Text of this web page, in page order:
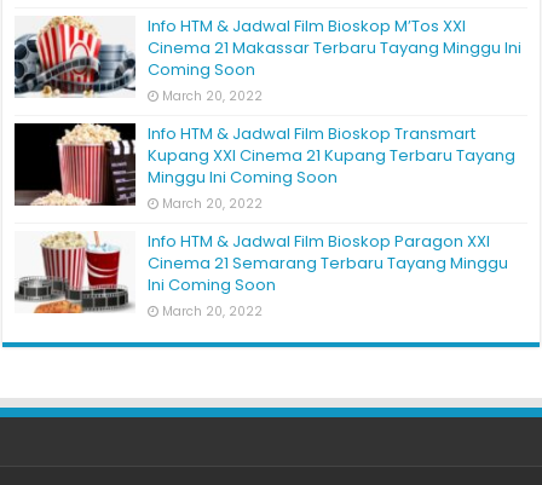
Info HTM & Jadwal Film Bioskop M’Tos XXI
Cinema 21 Makassar Terbaru Tayang Minggu Ini
Coming Soon
March 20, 2022
Info HTM & Jadwal Film Bioskop Transmart
Kupang XXI Cinema 21 Kupang Terbaru Tayang
Minggu Ini Coming Soon
March 20, 2022
Info HTM & Jadwal Film Bioskop Paragon XXI
Cinema 21 Semarang Terbaru Tayang Minggu
Ini Coming Soon
March 20, 2022